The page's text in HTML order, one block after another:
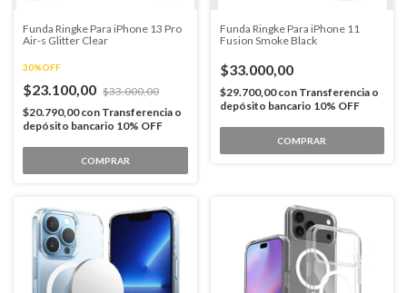
Funda Ringke Para iPhone 13 Pro
Air-s Glitter Clear
30%OFF
$23.100,00 $33.000,00
$20.790,00con Transferencia o
depósito bancario 10% OFF
COMPRAR
Funda Ringke Para iPhone 11
Fusion Smoke Black
$33.000,00
$29.700,00con Transferencia o
depósito bancario 10% OFF
COMPRAR